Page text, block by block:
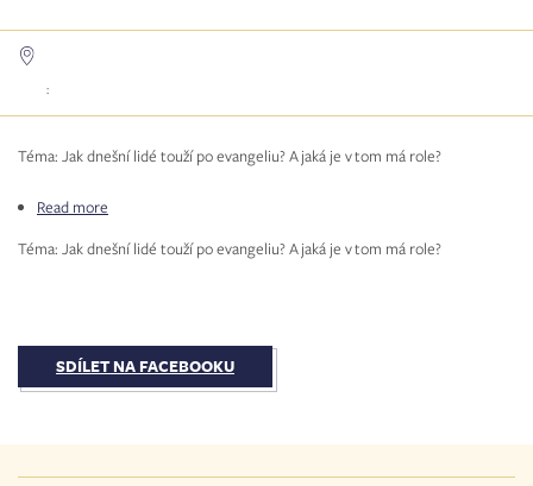
:
Téma: Jak dnešní lidé touží po evangeliu? A jaká je v tom má role?
Read more
o&nbsp;evangelizaci
Téma: Jak dnešní lidé touží po evangeliu? A jaká je v tom má role?
SDÍLET NA FACEBOOKU